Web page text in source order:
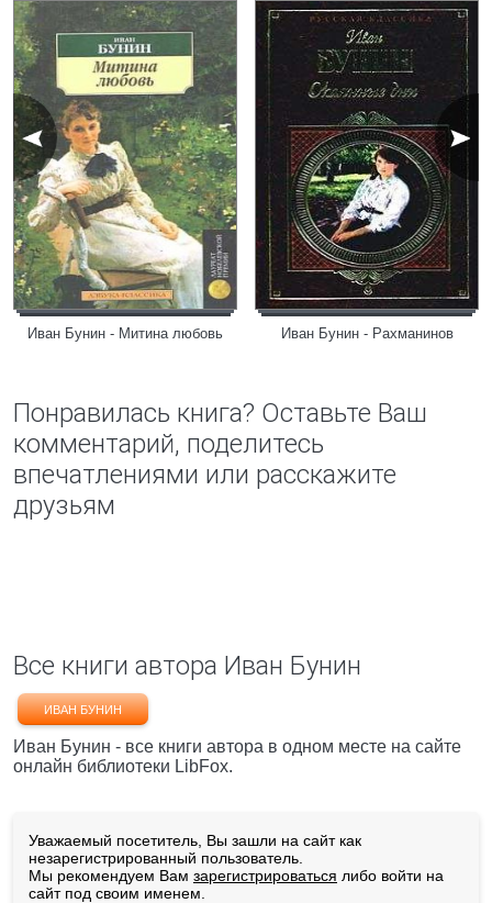
Иван Бунин - Митина любовь Иван Бунин - Рахманинов
Понравилась книга? Оставьте Ваш
комментарий, поделитесь
впечатлениями или расскажите
друзьям
Все книги автора Иван Бунин
ИВАН БУНИН
Иван Бунин - все книги автора в одном месте на сайте
онлайн библиотеки LibFox.
Уважаемый посетитель, Вы зашли на сайт как
незарегистрированный пользователь.
Мы рекомендуем Вам зарегистрироваться либо войти на
сайт под своим именем.